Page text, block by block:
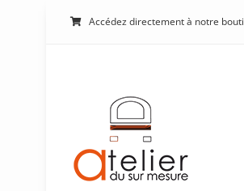
Accédez directement à notre